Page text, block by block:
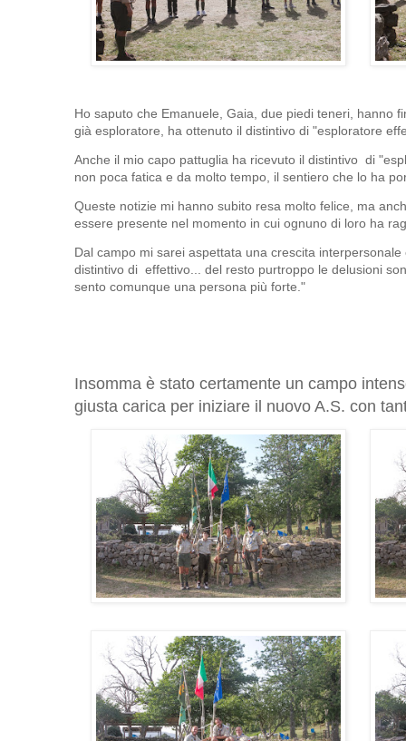
Ho saputo che Emanuele, Gaia, due piedi teneri, hanno
già esploratore, ha ottenuto il distintivo di "esploratore
Anche il mio capo pattuglia ha ricevuto il distintivo di
non poca fatica e da molto tempo, il sentiero che lo ha
Queste notizie mi hanno subito resa molto felice, ma
essere presente nel momento in cui ognuno di loro ha
Dal campo mi sarei aspettata una crescita
distintivo di effettivo... del resto purtroppo le delusioni
sento comunque una persona più forte."
Insomma è stato certamente un campo
giusta carica per iniziare il nuovo A.S. con